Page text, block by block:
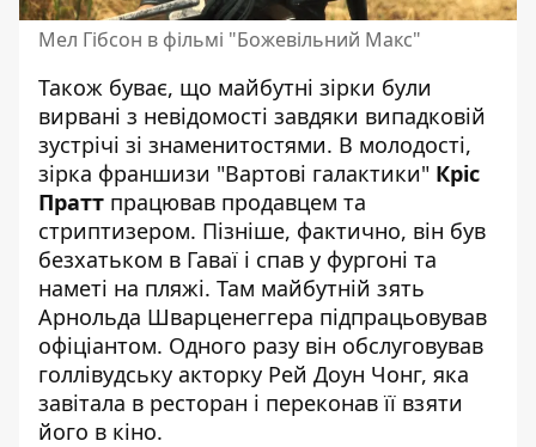
Мел Гібсон в фільмі "Божевільний Макс"
Також буває, що майбутні зірки були
вирвані з невідомості завдяки випадковій
зустрічі зі знаменитостями. В молодості,
зірка франшизи "Вартові галактики" Кріс
Пратт працював продавцем та
стриптизером. Пізніше, фактично, він був
безхатьком в Гаваї і спав у фургоні та
наметі на пляжі. Там майбутній зять
Арнольда Шварценеггера підпрацьовував
офіціантом. Одного разу він обслуговував
голлівудську акторку Рей Доун Чонг, яка
завітала в ресторан і переконав її взяти
його в кіно.